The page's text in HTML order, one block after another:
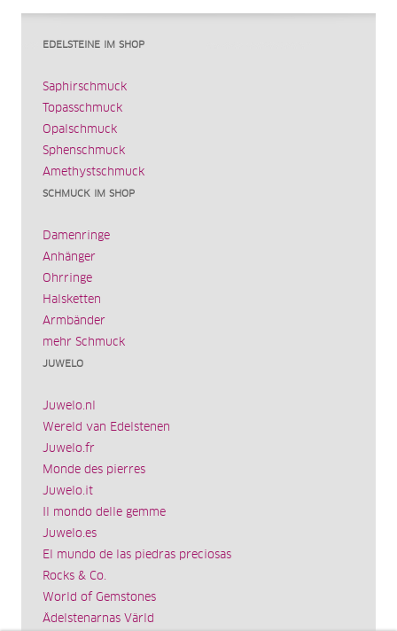
EDELSTEINE IM SHOP
Saphirschmuck
Topasschmuck
Opalschmuck
Sphenschmuck
Amethystschmuck
SCHMUCK IM SHOP
Damenringe
Anhänger
Ohrringe
Halsketten
Armbänder
mehr Schmuck
JUWELO
Juwelo.nl
Wereld van Edelstenen
Juwelo.fr
Monde des pierres
Juwelo.it
Il mondo delle gemme
Juwelo.es
El mundo de las piedras preciosas
Rocks & Co.
World of Gemstones
Ädelstenarnas Värld